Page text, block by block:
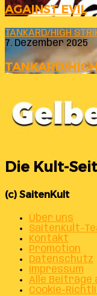
AGAINST EVIL
TANKARD/HIGH
7. Dezember 2025
TANKARD/
Die Kult-
(c) SaitenKult
Über uns
SaitenKult-
Kontakt
Promotion
Datenschutz
Impressum
Alle Beiträge
Cookie-